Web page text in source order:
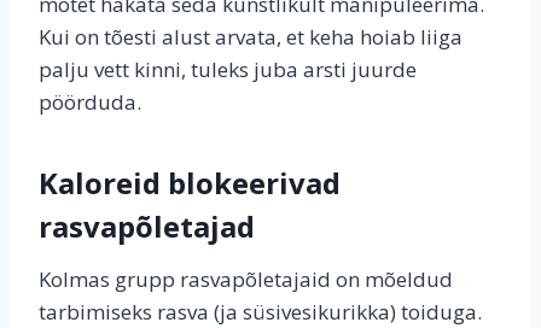
Kui on tõesti alust arvata, et keha hoiab liiga
palju vett kinni, tuleks juba arsti juurde
pöörduda.
Kaloreid blokeerivad
rasvapõletajad
Kolmas grupp rasvapõletajaid on mõeldud
tarbimiseks rasva (ja süsivesikurikka) toiduga.